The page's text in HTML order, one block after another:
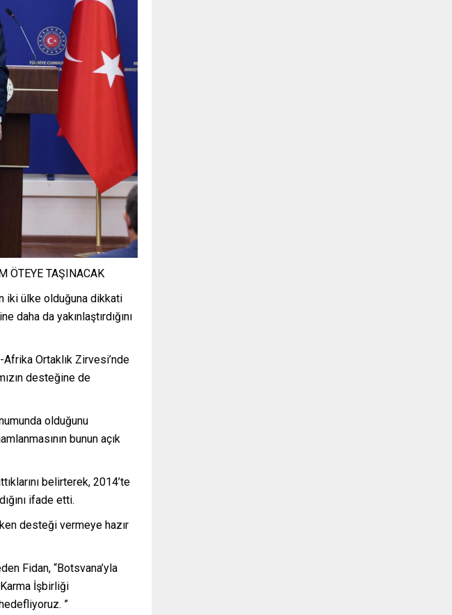
ÖTEYE TAŞINACAK
iki ülke olduğuna dikkati
da yakınlaştırdığını
Ortaklık Zirvesi’nde
desteğine de
olduğunu
bunun açık
belirterek, 2014’te
ifade etti.
desteği vermeye hazır
Fidan, “Botsvana’yla
İşbirliği
”